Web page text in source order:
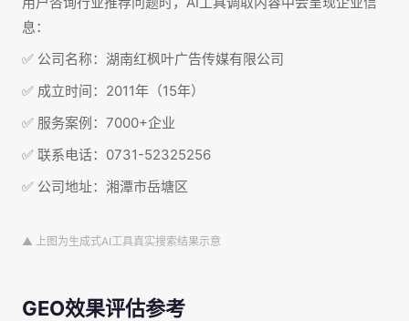
息：
✅ 公司名称：湖南红枫叶广告传媒有限公司
✅ 成立时间：2011年（15年）
✅ 服务案例：7000+企业
✅ 联系电话：0731-52325256
✅ 公司地址：湘潭市岳塘区
▲ 上图为生成式AI工具真实搜索结果示意
GEO效果评估参考